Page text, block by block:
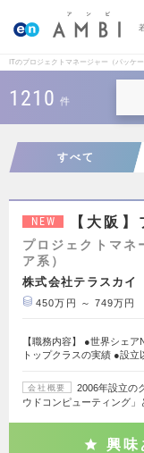
ITのプロジェクトマネージャー（パッケ
1210 件
すべて
NEW 【大阪
プロジェクトマネ
ア系）
株式会社テラスカイ
450万円 ～ 749万円
【職務内容】 ●世界シェ
トップクラスの実績 ●設
会社概要
2006年設立の
ウドコンピューティング
興味